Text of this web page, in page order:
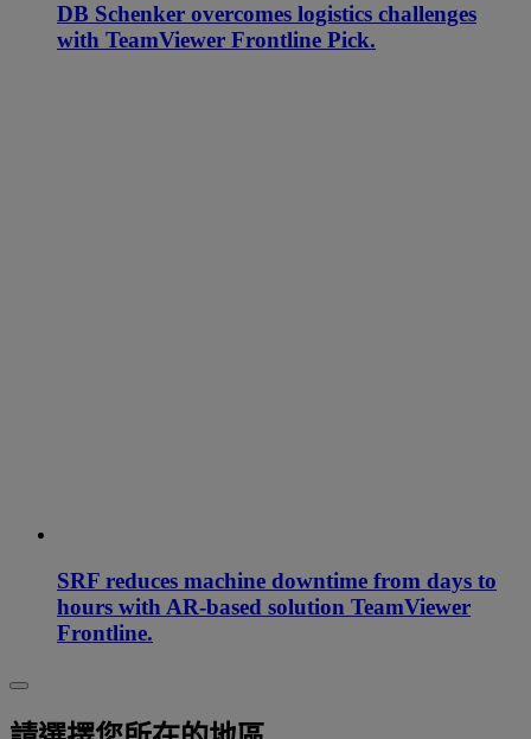
DB Schenker overcomes logistics challenges
with TeamViewer Frontline Pick.
SRF reduces machine downtime from days to
hours with AR-based solution TeamViewer
Frontline.